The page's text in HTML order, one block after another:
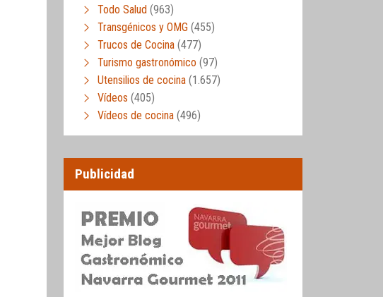
Todo Salud (963)
Transgénicos y OMG (455)
Trucos de Cocina (477)
Turismo gastronómico (97)
Utensilios de cocina (1.657)
Vídeos (405)
Vídeos de cocina (496)
Publicidad